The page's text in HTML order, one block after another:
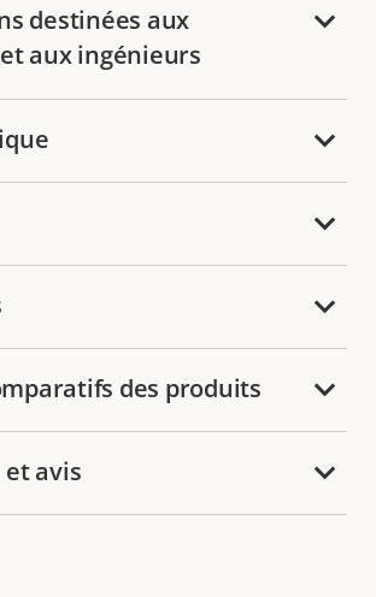
destinées aux
aux ingénieurs
des produits
avis